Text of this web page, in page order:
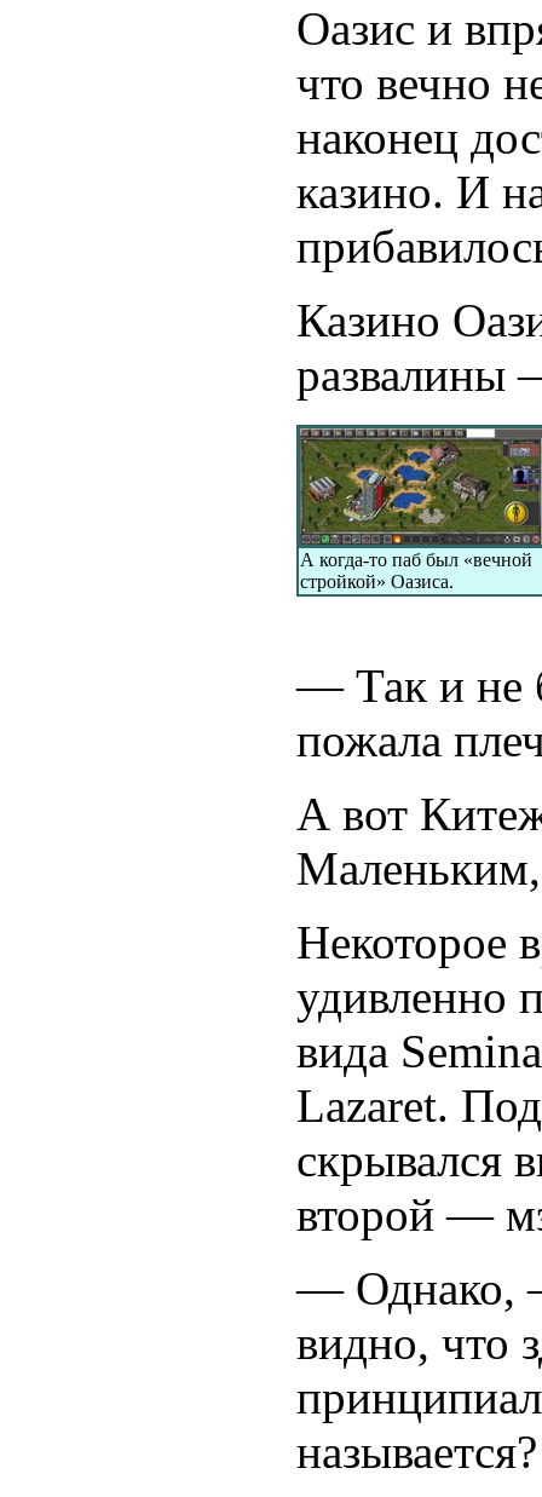
Оазис и
что вечно
наконец
казино. И
Казино
А когда-то паб был «вечной
стройкой» Оазиса.
— Так и не
пожала
А вот
Некоторое
удивленно
вида
Lazaret.
скрывался
второй —
— Однако,
видно, что
называется?